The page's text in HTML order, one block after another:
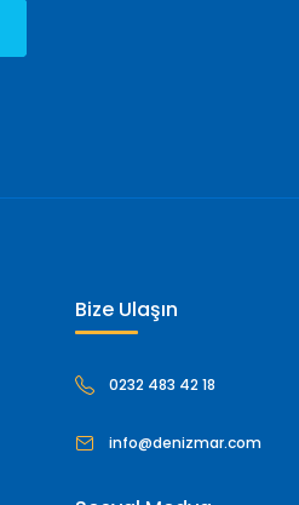
Bize Ulaşın
0232 483 42 18
info@denizmar.com